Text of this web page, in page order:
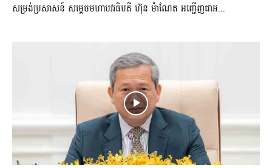
សម្រង់ប្រសាសន៍ សម្ដេចមហាបវរធិបតី ហ៊ុន ម៉ាណែត អញ្ជើញជាអ...